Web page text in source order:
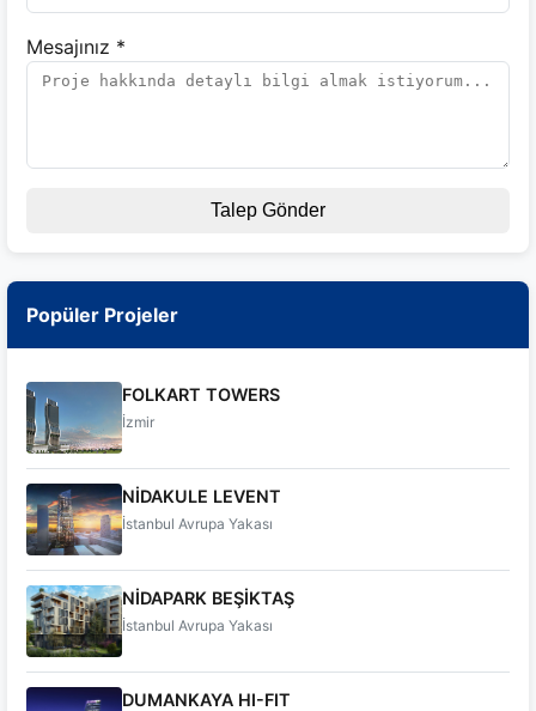
Mesajınız *
Talep Gönder
Popüler Projeler
FOLKART TOWERS
İzmir
NİDAKULE LEVENT
İstanbul Avrupa Yakası
NİDAPARK BEŞİKTAŞ
İstanbul Avrupa Yakası
DUMANKAYA HI-FIT